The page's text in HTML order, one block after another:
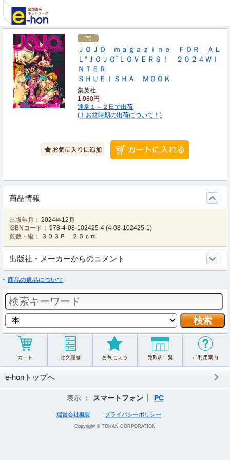
ＪＯＪＯ ｍａｇａｚｉｎｅ ＦＯＲ ＡＬ
Ｌ“ＪＯＪＯ”ＬＯＶＥＲＳ！ ２０２４ＷＩ
ＮＴＥＲ
ＳＨＵＥＩＳＨＡ ＭＯＯＫ
集英社
1,980円
通常１～２日で出荷
(！お盆時期の出荷について！)
商品情報
出版年月： 2024年12月
ISBNコード： 978-4-08-102425-4 (4-08-102425-1)
頁数・縦：
３０３Ｐ ２６ｃｍ
出版社・メーカーからのコメント
商品の返品について
e-honトップへ
表示 ： スマートフォン PC
運営会社概要 プライバシーポリシー
Copyright © TOHAN CORPORATION